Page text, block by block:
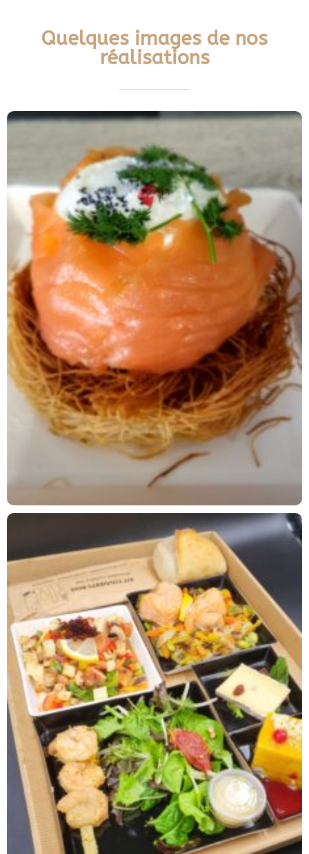
Quelques images de nos
réalisations